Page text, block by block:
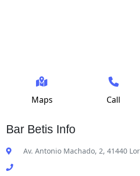
Maps Call
Bar Betis Info
Av. Antonio Machado, 2, 41440